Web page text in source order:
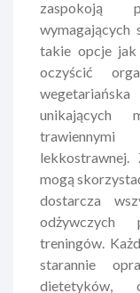
zaspokoją
wymagających
takie opcje jak
oczyścić
unikających
mogą
dostarcza
odżywczych
treningów.
starannie